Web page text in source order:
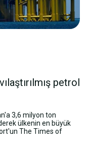
petrol
3,6 milyon ton
ülkenin en büyük